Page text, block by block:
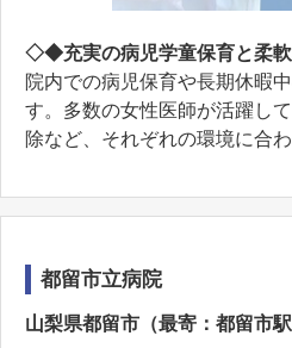
◇◆充実の病児学童保育と柔
院内での病児保育や長期休暇
す。多数の女性医師が活躍し
除など、それぞれの環境に合
都留市立病院
山梨県都留市（最寄：都留市